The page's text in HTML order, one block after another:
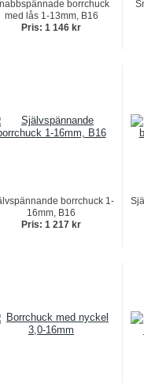
borrchuck
med lås 1-13mm, B16
Pris: 1 146 kr
borrchuck 1-
16mm, B16
Pris: 1 217 kr